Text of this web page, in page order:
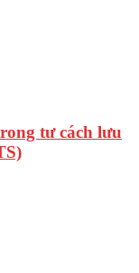
tư cách lưu